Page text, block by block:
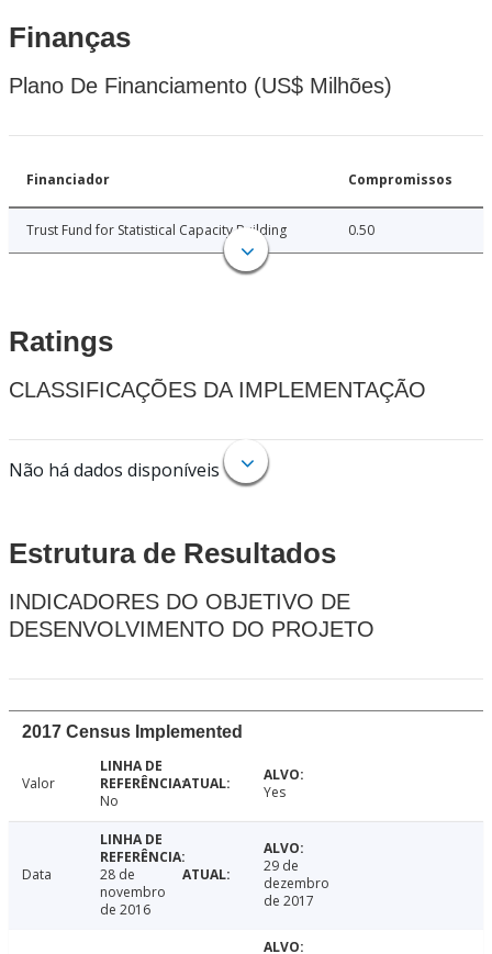
Finanças
Plano De Financiamento (US$ Milhões)
Financiador Compromissos
Trust Fund for Statistical Capacity Building 0.50
Ratings
CLASSIFICAÇÕES DA IMPLEMENTAÇÃO
Não há dados disponíveis
Estrutura de Resultados
INDICADORES DO OBJETIVO DE
DESENVOLVIMENTO DO PROJETO
2017 Census Implemented
Valor
No
Yes
Data
28 de
novembro
de 2016
29 de
dezembro
de 2017